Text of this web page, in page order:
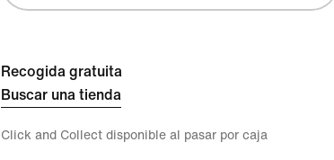
Recogida gratuita
Buscar una tienda
Click and Collect disponible al pasar por caja